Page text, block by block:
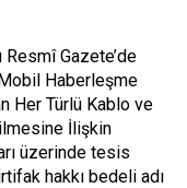
Gazete’de
Haberleşme
Her Türlü Kablo ve
İlişkin
üzerinde tesis
hakkı bedeli adı